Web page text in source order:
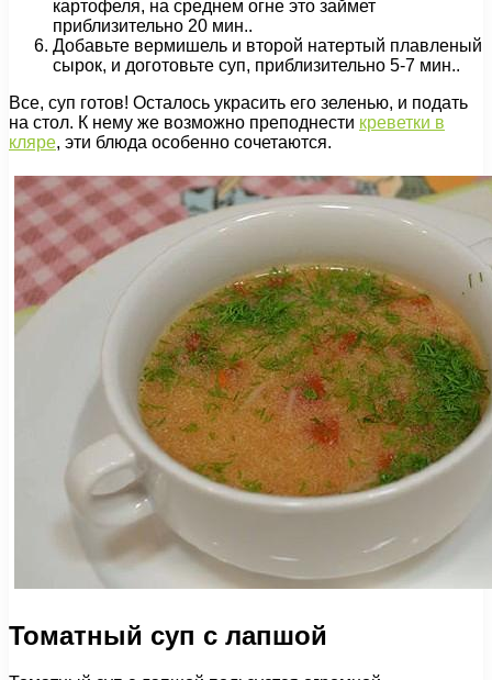
картофеля, на среднем огне это займет
приблизительно 20 мин..
Добавьте вермишель и второй натертый плавленый
сырок, и доготовьте суп, приблизительно 5-7 мин..
Все, суп готов! Осталось украсить его зеленью, и подать
на стол. К нему же возможно преподнести креветки в
кляре, эти блюда особенно сочетаются.
Томатный суп с лапшой